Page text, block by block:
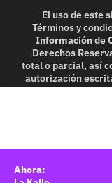
El uso de este
Términos y
Informaciónde
Derechos
total o parcial, así
autorización